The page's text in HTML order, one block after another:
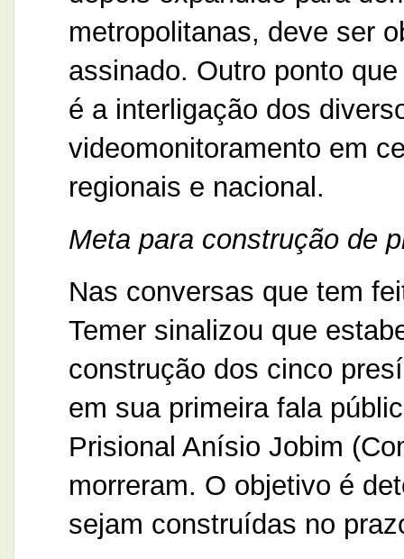
metropolitanas, deve ser
assinado. Outro ponto
é a interligação dos
videomonitoramento em
regionais e nacional.
Meta para construção de
Nas conversas que tem
Temer sinalizou que
construção dos cinco
em sua primeira fala
Prisional Anísio Jobim
morreram. O objetivo é
sejam construídas no